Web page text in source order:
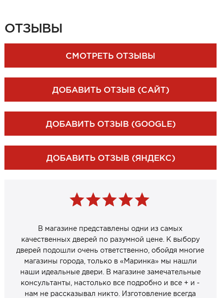
ОТЗЫВЫ
СМОТРЕТЬ ОТЗЫВЫ
ДОБАВИТЬ ОТЗЫВ (САЙТ)
ДОБАВИТЬ ОТЗЫВ (GOOGLE)
ДОБАВИТЬ ОТЗЫВ (ЯНДЕКС)
В магазине представлены одни из самых
качественных дверей по разумной цене. К выбору
дверей подошли очень ответственно, обойдя многие
магазины города, только в «Маринка» мы нашли
наши идеальные двери. В магазине замечательные
консультанты, настолько все подробно и все + и -
нам не рассказывал никто. Изготовление всегда